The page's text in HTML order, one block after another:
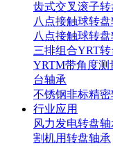
齿式交叉滚子转
八点接触球转盘
八点接触球转盘
三排组合YRT
YRTM带角度测
台轴承
不锈钢非标精密
行业应用
风力发电转盘轴
割机用转盘轴承